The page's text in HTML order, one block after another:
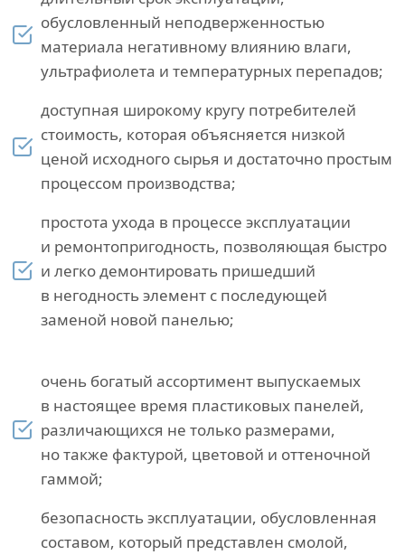
обусловленный неподверженностью
материала негативному влиянию влаги,
ультрафиолета и температурных перепадов;
доступная широкому кругу потребителей
стоимость, которая объясняется низкой
ценой исходного сырья и достаточно простым
процессом производства;
простота ухода в процессе эксплуатации
и ремонтопригодность, позволяющая быстро
и легко демонтировать пришедший
в негодность элемент с последующей
заменой новой панелью;
очень богатый ассортимент выпускаемых
в настоящее время пластиковых панелей,
различающихся не только размерами,
но также фактурой, цветовой и оттеночной
гаммой;
безопасность эксплуатации, обусловленная
составом, который представлен смолой,